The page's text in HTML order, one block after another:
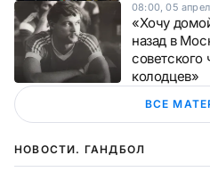
08:00, 05
«Хочу
назад в
советского
колодцев»
ВСЕ
НОВОСТИ. ГАНДБОЛ